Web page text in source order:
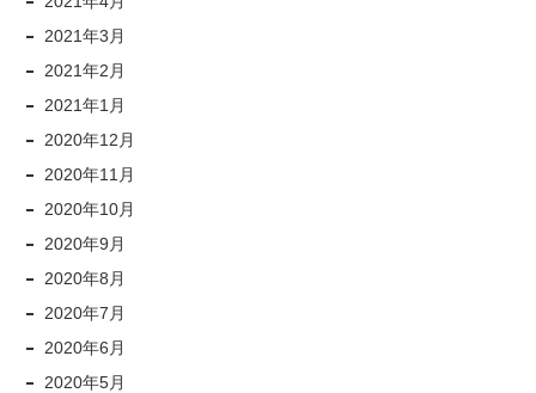
2021年3月
2021年2月
2021年1月
2020年12月
2020年11月
2020年10月
2020年9月
2020年8月
2020年7月
2020年6月
2020年5月